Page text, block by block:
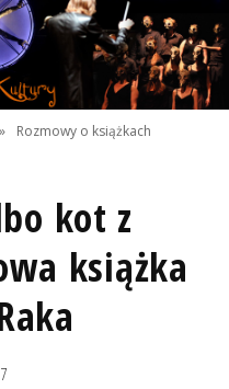
» Rozmowy o książkach
kot z
książka